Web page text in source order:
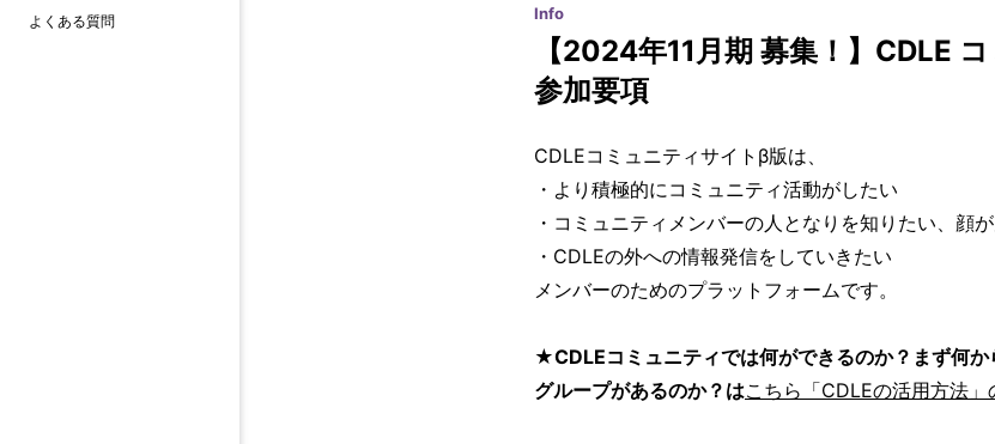
よくある質問
Info
【2024年11月期 募集！】CDLE
参加要項
CDLEコミュニティサイトβ版は、
・より積極的にコミュニティ活動がしたい
・コミュニティメンバーの人となりを知りたい、顔
・CDLEの外への情報発信をしていきたい
メンバーのためのプラットフォームです。
★CDLEコミュニティでは何ができるのか？まず何
グループがあるのか？はこちら「CDLEの活用方法」